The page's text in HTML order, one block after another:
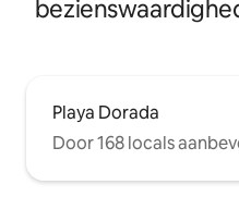
Playa Dorada
Door 168 locals